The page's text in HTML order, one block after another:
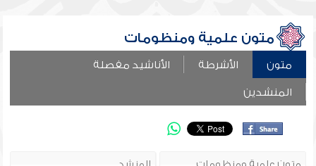
متون علمية ومنظومات
متون الأشرطة الأناشيد مفصلة
المنشدين